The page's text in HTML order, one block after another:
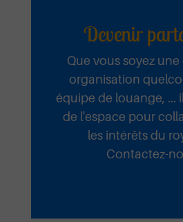
Devenir
Que vous soyez une
organisation
équipe de louange, ...
de l'espace pour
les intérêts du
Contactez-